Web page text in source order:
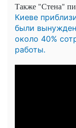
Также "Стена"
Киеве
были
около 40%
работы.